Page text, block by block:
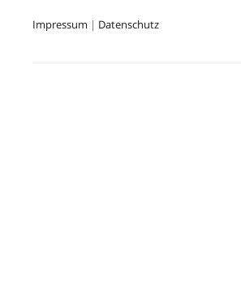
Impressum | Datenschutz